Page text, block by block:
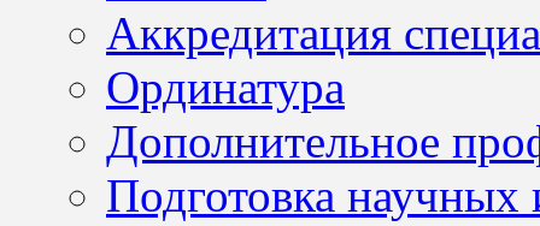
Аккредитация
Ординатура
Дополнительное
Подготовка научных